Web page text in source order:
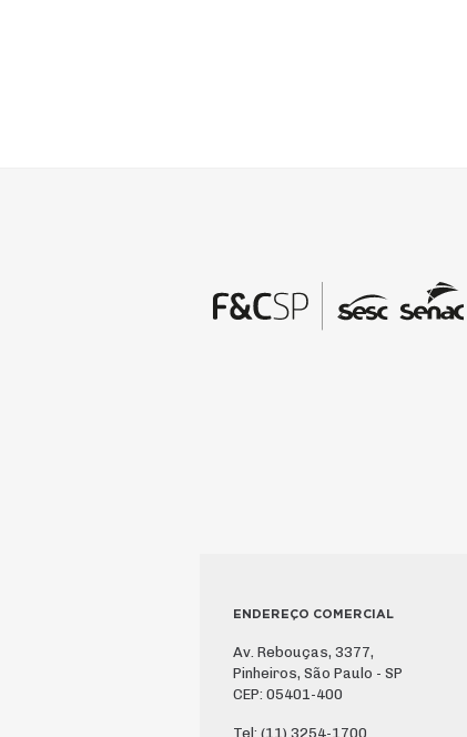
ENDEREÇO COMERCIAL
Av. Rebouças, 3377,
Pinheiros, São Paulo - SP
CEP: 05401-400
Tel: (11) 3254-1700